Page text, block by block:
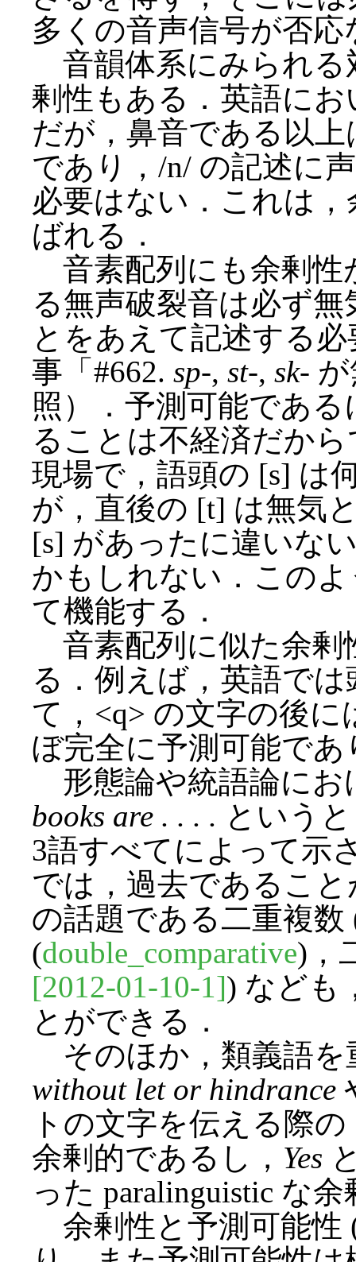
多くの音声信号が否
音韻体系にみられる
剰性もある．英語に
だが，鼻音である以
であり，/n/ の記述に
必要はない．これは，
ばれる．
音素配列にも余剰性
る無声破裂音は必ず
とをあえて記述する
事「#662. sp-, st-, sk-
照）．予測可能であ
ることは不経済だか
現場で，語頭の [s] は
が，直後の [t] は無気
[s] があったに違いな
かもしれない．この
て機能する．
音素配列に似た余剰
る．例えば，英語で
て，<q> の文字の後に
ぼ完全に予測可能で
形態論や統語論にお
books are . . . . という
3語すべてによって示
では，過去であるこ
の話題である二重複数
(double_comparative)，
[2012-01-10-1]) なども
とができる．
そのほか，類義語
without let or hindrance
トの文字を伝える際の
余剰的であるし， Yes
った paralinguistic な
余剰性と予測可能性